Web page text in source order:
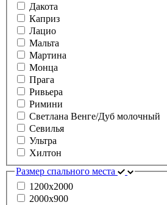
Дакота
Каприз
Лацио
Мальта
Мартина
Монца
Прага
Ривьера
Римини
Светлана Венге/Дуб молочный
Севилья
Ультра
Хилтон
Размер спального места
1200х2000
2000х900